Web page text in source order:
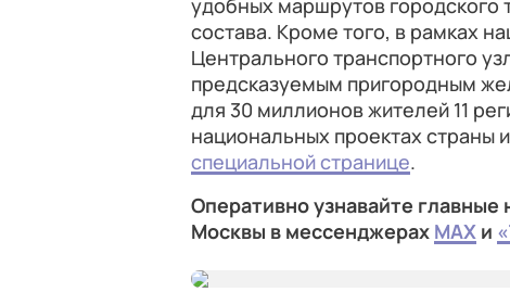
удобных маршрутов городского
состава. Кроме того, в рамках
Центрального транспортного
предсказуемым пригородным
для 30 миллионов жителей 11
национальных проектах страны
специальной странице.
Оперативно узнавайте
Москвы в мессенджерах MAX и